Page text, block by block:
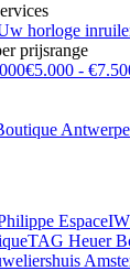
horloge
prijsrange
€5.000 -
Espace
TAG Heuer